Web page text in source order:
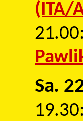
(ITA/
Sa.